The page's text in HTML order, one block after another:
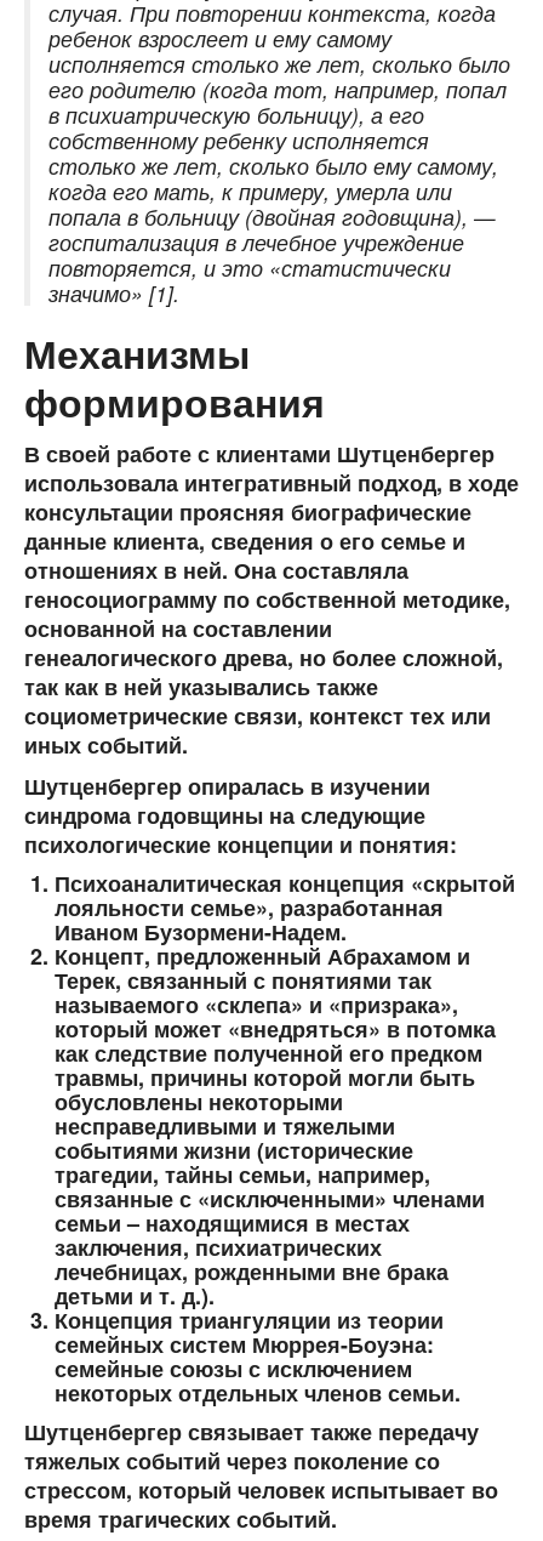
случая. При повторении контекста, когда
ребенок взрослеет и ему самому
исполняется столько же лет, сколько было
его родителю (когда тот, например, попал
в психиатрическую больницу), а его
собственному ребенку исполняется
столько же лет, сколько было ему самому,
когда его мать, к примеру, умерла или
попала в больницу (двойная годовщина), —
госпитализация в лечебное учреждение
повторяется, и это «статистически
значимо» [1].
Механизмы
формирования
В своей работе с клиентами Шутценбергер
использовала интегративный подход, в ходе
консультации проясняя биографические
данные клиента, сведения о его семье и
отношениях в ней. Она составляла
геносоциограмму по собственной методике,
основанной на составлении
генеалогического древа, но более сложной,
так как в ней указывались также
социометрические связи, контекст тех или
иных событий.
Шутценбергер опиралась в изучении
синдрома годовщины на следующие
психологические концепции и понятия:
Психоаналитическая концепция «скрытой
лояльности семье», разработанная
Иваном Бузормени-Надем.
Концепт, предложенный Абрахамом и
Терек, связанный с понятиями так
называемого «склепа» и «призрака»,
который может «внедряться» в потомка
как следствие полученной его предком
травмы, причины которой могли быть
обусловлены некоторыми
несправедливыми и тяжелыми
событиями жизни (исторические
трагедии, тайны семьи, например,
связанные с «исключенными» членами
семьи – находящимися в местах
заключения, психиатрических
лечебницах, рожденными вне брака
детьми и т. д.).
Концепция триангуляции из теории
семейных систем Мюррея-Боуэна:
семейные союзы с исключением
некоторых отдельных членов семьи.
Шутценбергер связывает также передачу
тяжелых событий через поколение со
стрессом, который человек испытывает во
время трагических событий.